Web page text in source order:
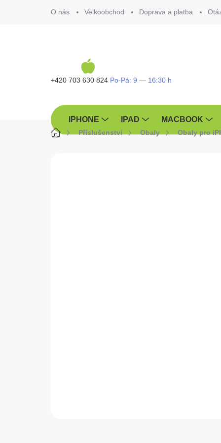
O nás Velkoobchod Doprava a platba
+420 703 630 824
IPHONE IPAD MACBOOK
DomůPříslušenství Obaly Obaly pro